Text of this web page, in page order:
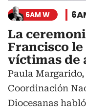
6AM W
La
Francisco
víctimas de
Paula
Coordinación
Diocesanas